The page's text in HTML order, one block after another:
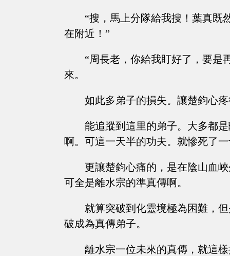
“搜，馬上分隊給我搜！葉真既
在附近！”
“周長老，你給我盯好了，要是
來。
如此多弟子的損失。讓楚鈞心
能追蹤到這里的弟子。大多都
啊。可這一天半的功夫。就慘死了
更讓楚鈞心痛的，是在陰山血
可全是離水宗的準真傳啊。
就算突破到化靈境極為困難，
破成為真傳弟子。
離水宗一位未來的真傳，就這